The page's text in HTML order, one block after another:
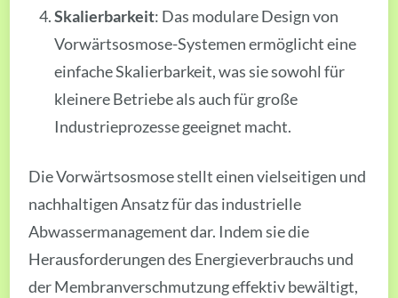
Skalierbarkeit: Das modulare Design von
Vorwärtsosmose-Systemen ermöglicht eine
einfache Skalierbarkeit, was sie sowohl für
kleinere Betriebe als auch für große
Industrieprozesse geeignet macht.
Die Vorwärtsosmose stellt einen vielseitigen und
nachhaltigen Ansatz für das industrielle
Abwassermanagement dar. Indem sie die
Herausforderungen des Energieverbrauchs und
der Membranverschmutzung effektiv bewältigt,